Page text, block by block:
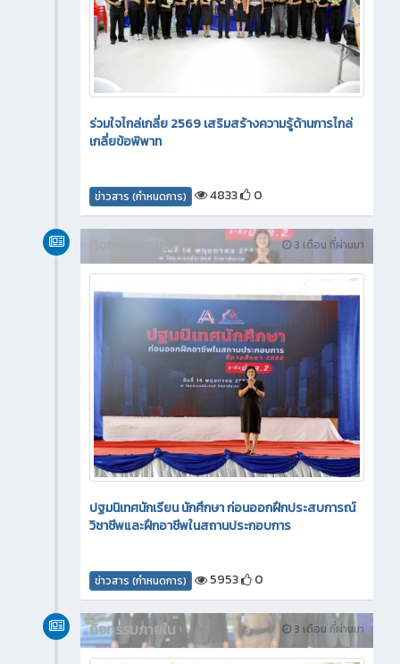
ร่วมใจไกล่เกลี่ย 2569 เสริมสร้างความรู้ด้านการไกล่
เกลี่ยข้อพิพาท
ข่าวสาร (กำหนดการ) 4833 0
3 เดือน ที่ผ่านมา
กิจกรรมภายใน
ปฐมนิเทศนักเรียน นักศึกษา ก่อนออกฝึกประสบการณ์
วิชาชีพและฝึกอาชีพในสถานประกอบการ
ข่าวสาร (กำหนดการ) 5953 0
3 เดือน ที่ผ่านมา
กิจกรรมภายใน